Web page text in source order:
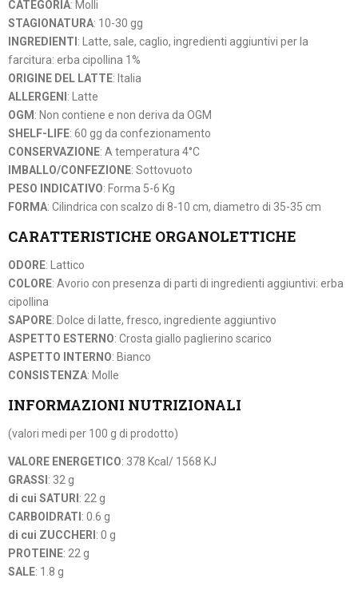
CATEGORIA: Molli
STAGIONATURA: 10-30 gg
INGREDIENTI : Latte, sale, caglio, ingredienti aggiuntivi per la
farcitura: erba cipollina 1%
ORIGINE DEL LATTE: Italia
ALLERGENI : Latte
OGM : Non contiene e non deriva da OGM
SHELF-LIFE: 60 gg da confezionamento
CONSERVAZIONE: A temperatura 4°C
IMBALLO/CONFEZIONE: Sottovuoto
PESO INDICATIVO: Forma 5-6 Kg
FORMA: Cilindrica con scalzo di 8-10 cm, diametro di 35-35 cm
CARATTERISTICHE ORGANOLETTICHE
ODORE: Lattico
COLORE: Avorio con presenza di parti di ingredienti aggiuntivi: erba
cipollina
SAPORE: Dolce di latte, fresco, ingrediente aggiuntivo
ASPETTO ESTERNO: Crosta giallo paglierino scarico
ASPETTO INTERNO: Bianco
CONSISTENZA: Molle
INFORMAZIONI NUTRIZIONALI
(valori medi per 100 g di prodotto)
VALORE ENERGETICO: 378 Kcal/ 1568 KJ
GRASSI : 32 g
di cui SATURI : 22 g
CARBOIDRATI : 0.6 g
di cui ZUCCHERI : 0 g
PROTEINE: 22 g
SALE: 1.8 g